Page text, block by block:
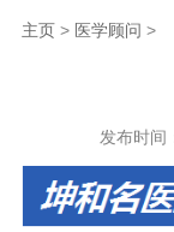
主页> 医学顾问 >
发布时间